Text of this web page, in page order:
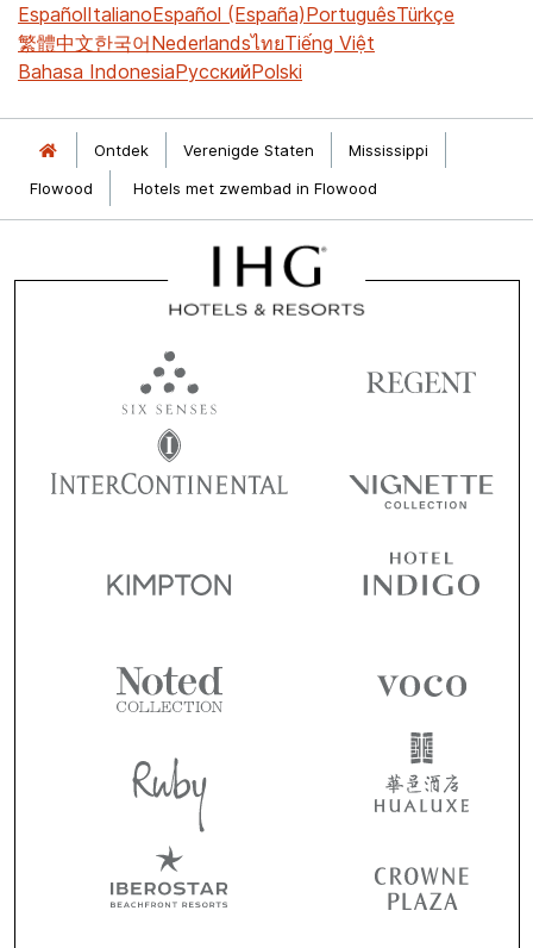
EspañolItalianoEspañol (España)PortuguêsTürkçe
繁體中文한국어NederlandsไทยTiếng Việt
Bahasa IndonesiaРусскийPolski
Ontdek Verenigde Staten
Mississippi
Flowood
Hotels met zwembad in Flowood